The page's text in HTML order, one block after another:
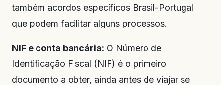
também acordos específicos Brasil-Portugal
que podem facilitar alguns processos.
NIF e conta bancária: O Número de
Identificação Fiscal (NIF) é o primeiro
documento a obter, ainda antes de viajar se